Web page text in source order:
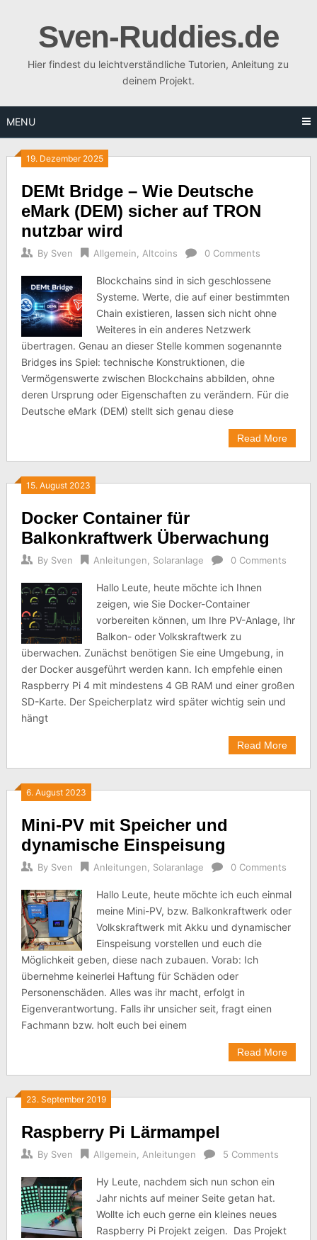
Sven-Ruddies.de
Hier findest du leichtverständliche Tutorien, Anleitung zu
deinem Projekt.
MENU
19. Dezember 2025
DEMt Bridge – Wie Deutsche
eMark (DEM) sicher auf TRON
nutzbar wird
By Sven Allgemein Altcoins 0 Comments
Blockchains sind in sich geschlossene
Systeme. Werte, die auf einer bestimmten
Chain existieren, lassen sich nicht ohne
Weiteres in ein anderes Netzwerk
übertragen. Genau an dieser Stelle kommen sogenannte
Bridges ins Spiel: technische Konstruktionen, die
Vermögenswerte zwischen Blockchains abbilden, ohne
deren Ursprung oder Eigenschaften zu verändern. Für die
Deutsche eMark (DEM) stellt sich genau diese
Read More
15. August 2023
Docker Container für
Balkonkraftwerk Überwachung
By Sven Anleitungen Solaranlage 0 Comments
Hallo Leute, heute möchte ich Ihnen
zeigen, wie Sie Docker-Container
vorbereiten können, um Ihre PV-Anlage, Ihr
Balkon- oder Volkskraftwerk zu
überwachen. Zunächst benötigen Sie eine Umgebung, in
der Docker ausgeführt werden kann. Ich empfehle einen
Raspberry Pi 4 mit mindestens 4 GB RAM und einer großen
SD-Karte. Der Speicherplatz wird später wichtig sein und
hängt
Read More
6. August 2023
Mini-PV mit Speicher und
dynamische Einspeisung
By Sven Anleitungen Solaranlage 0 Comments
Hallo Leute, heute möchte ich euch einmal
meine Mini-PV, bzw. Balkonkraftwerk oder
Volkskraftwerk mit Akku und dynamischer
Einspeisung vorstellen und euch die
Möglichkeit geben, diese nach zubauen. Vorab: Ich
übernehme keinerlei Haftung für Schäden oder
Personenschäden. Alles was ihr macht, erfolgt in
Eigenverantwortung. Falls ihr unsicher seit, fragt einen
Fachmann bzw. holt euch bei einem
Read More
23. September 2019
Raspberry Pi Lärmampel
By Sven Allgemein Anleitungen 5 Comments
Hy Leute, nachdem sich nun schon ein
Jahr nichts auf meiner Seite getan hat.
Wollte ich euch gerne ein kleines neues
Raspberry Pi Projekt zeigen. Das Projekt